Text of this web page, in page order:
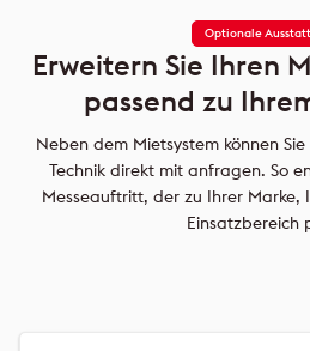
Optionale
Erweitern Sie Ihren
passend zu
Neben dem Mietsystem können
Technik direkt mit anfragen. So
Messeauftritt, der zu Ihrer Marke,
Einsatzbereich